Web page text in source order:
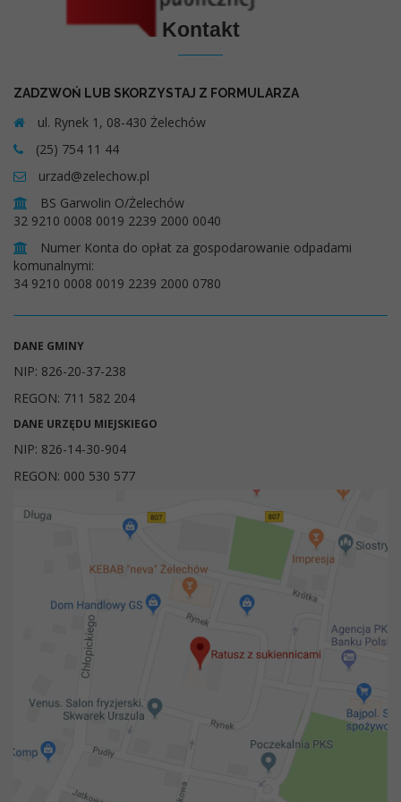
Kontakt
ZADZWOŃ LUB SKORZYSTAJ Z FORMULARZA
ul. Rynek 1, 08-430 Żelechów
(25) 754 11 44
urzad@zelechow.pl
BS Garwolin O/Żelechów
32 9210 0008 0019 2239 2000 0040
Numer Konta do opłat za gospodarowanie odpadami
komunalnymi:
34 9210 0008 0019 2239 2000 0780
DANE GMINY
NIP: 826-20-37-238
REGON: 711 582 204
DANE URZĘDU MIEJSKIEGO
NIP: 826-14-30-904
REGON: 000 530 577